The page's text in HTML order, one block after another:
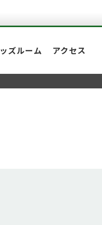
ズルーム アクセス